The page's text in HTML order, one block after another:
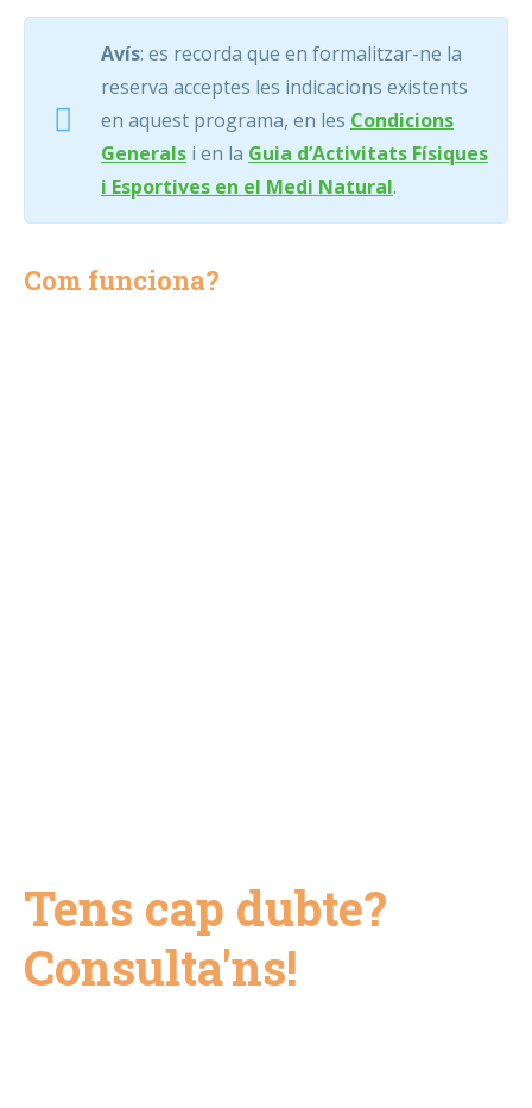
Avís: es recorda que en formalitzar-ne la
reserva acceptes les indicacions existents
en aquest programa, en les Condicions
Generals i en la Guia d’Activitats Físiques
i Esportives en el Medi Natural.
Com funciona?
Tens cap dubte?
Consulta'ns!